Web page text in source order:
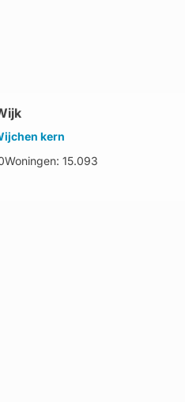
kern
Woningen: 15.093